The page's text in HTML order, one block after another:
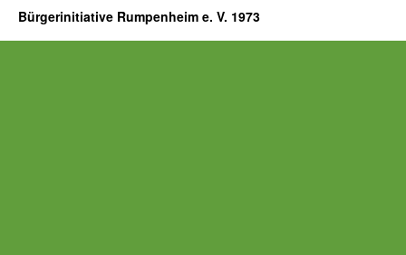
Bürgerinitiative Rumpenheim e. V. 1973